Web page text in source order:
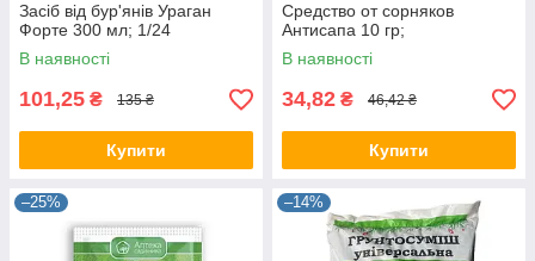
Засіб від бур'янів Ураган
Форте 300 мл; 1/24
В наявності
101,25 ₴ 135 ₴
Купити
Средство от сорняков
Антисапа 10 гр;
В наявності
34,82 ₴ 46,42 ₴
Купити
–25% –14%